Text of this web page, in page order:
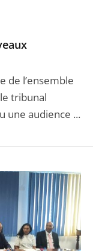
de l’ensemble
tribunal
une audience ...